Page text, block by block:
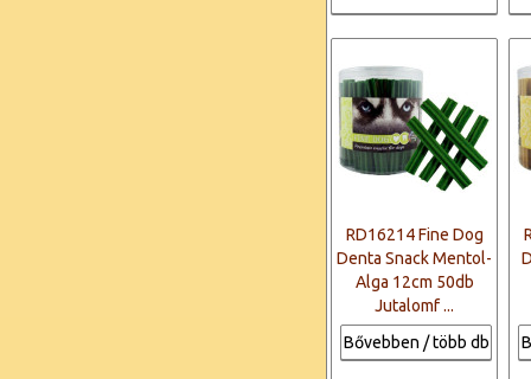
RD16214 Fine Dog
Denta Snack Mentol-
Alga 12cm 50db
Jutalomf ...
Bővebben / több db